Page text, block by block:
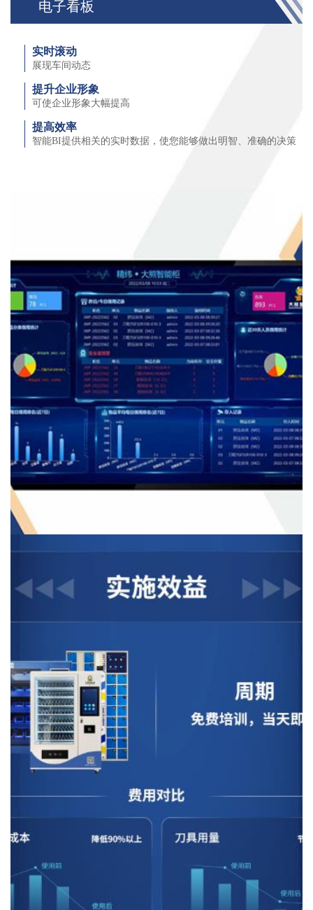
电子看板
实时滚动
展现车间动态
提升企业形象
可使企业形象大幅提高
提高效率
智能BI提供相关的实时数据，使您能够做出明智、准确的决策